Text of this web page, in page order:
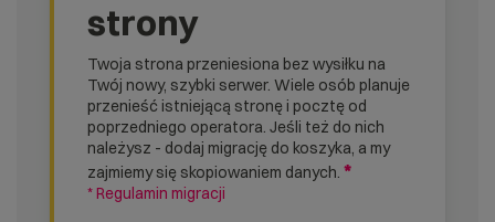
strony
Twoja strona przeniesiona bez wysiłku na
Twój nowy, szybki serwer. Wiele osób planuje
przenieść istniejącą stronę i pocztę od
poprzedniego operatora. Jeśli też do nich
należysz - dodaj migrację do koszyka, a my
zajmiemy się skopiowaniem danych. *
* Regulamin migracji